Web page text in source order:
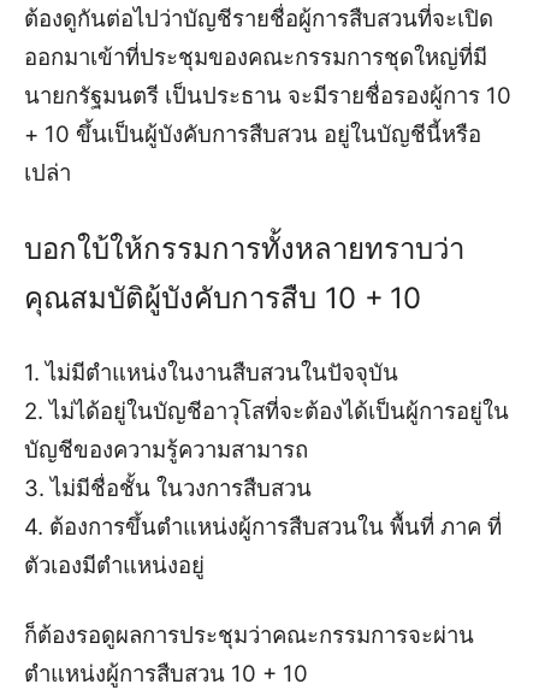
ต้องดูกันต่อไปว่าบัญชีรายชื่อผู้การสืบสวนที่จะเปิด
ออกมาเข้าที่ประชุมของคณะกรรมการชุดใหญ่ที่มี
นายกรัฐมนตรี เป็นประธาน จะมีรายชื่อรองผู้การ 10
+ 10 ขึ้นเป็นผู้บังคับการสืบสวน อยู่ในบัญชีนี้หรือ
เปล่า
บอกใบ้ให้กรรมการทั้งหลายทราบว่า
คุณสมบัติผู้บังคับการสืบ 10 + 10
1. ไม่มีตำแหน่งในงานสืบสวนในปัจจุบัน
2. ไม่ได้อยู่ในบัญชีอาวุโสที่จะต้องได้เป็นผู้การอยู่ใน
บัญชีของความรู้ความสามารถ
3. ไม่มีชื่อชั้น ในวงการสืบสวน
4. ต้องการขึ้นตำแหน่งผู้การสืบสวนใน พื้นที่ ภาค ที่
ตัวเองมีตำแหน่งอยู่
ก็ต้องรอดูผลการประชุมว่าคณะกรรมการจะผ่าน
ตำแหน่งผู้การสืบสวน 10 + 10